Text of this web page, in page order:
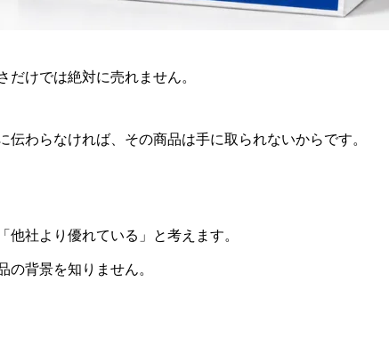
だけでは絶対に売れません。
伝わらなければ、その商品は手に取られないからです。
他社より優れている」と考えます。
の背景を知りません。